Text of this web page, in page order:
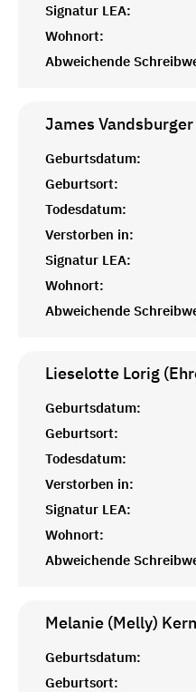
Signatur LEA:
Wohnort:
Abweichende
James Vandsburger
Geburtsdatum:
Geburtsort:
Todesdatum:
Verstorben in:
Signatur LEA:
Wohnort:
Abweichende
Lieselotte Lorig
Geburtsdatum:
Geburtsort:
Todesdatum:
Verstorben in:
Signatur LEA:
Wohnort:
Abweichende
Melanie (Melly)
Geburtsdatum:
Geburtsort: